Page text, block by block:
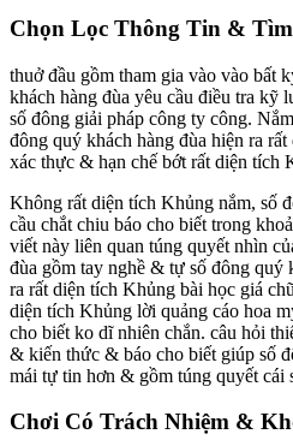
Chọn Lọc Thông Tin &
thuở đầu gồm tham gia vào vào bất
khách hàng đùa yêu cầu điều tra kỹ
số đông giải pháp công ty công.
đông quý khách hàng đùa hiện ra
xác thực & hạn chế bớt rất diện tích
Không rất diện tích Khủng nắm, số
cầu chắt chiu báo cho biết trong
viết này liên quan túng quyết nhìn
đùa gồm tay nghề & tự số đông quý
ra rất diện tích Khủng bài học giá
diện tích Khủng lời quảng cáo hoa
cho biết ko dĩ nhiên chắn. câu hỏi
& kiến thức & báo cho biết giúp số
mái tự tin hơn & gồm túng quyết cái
Chơi Có Trách Nhiệm &